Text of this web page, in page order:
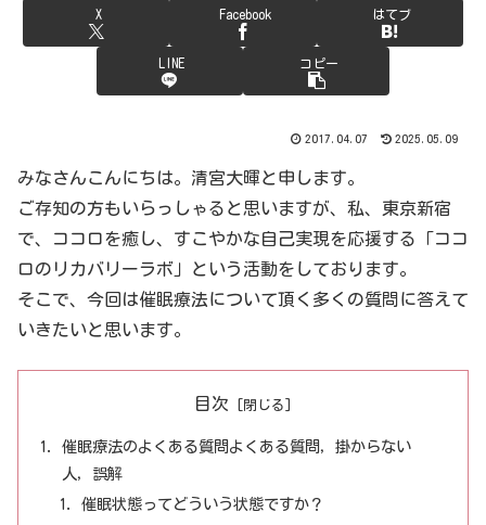
X Facebook はてブ
LINE コピー
2017.04.07 2025.05.09
みなさんこんにちは。清宮大暉と申します。
ご存知の方もいらっしゃると思いますが、私、東京新宿
で、ココロを癒し、すこやかな自己実現を応援する「ココ
ロのリカバリーラボ」という活動をしております。
そこで、今回は催眠療法について頂く多くの質問に答えて
いきたいと思います。
目次
催眠療法のよくある質問よくある質問，掛からない
人，誤解
催眠状態ってどういう状態ですか？